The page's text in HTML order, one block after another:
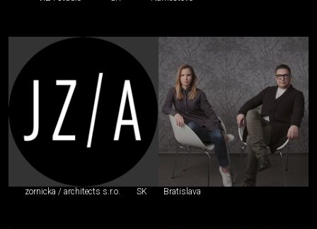
zornicka / architects s.r.o. SK Bratislava